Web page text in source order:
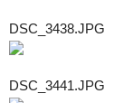
DSC_3438.JPG
DSC_3441.JPG